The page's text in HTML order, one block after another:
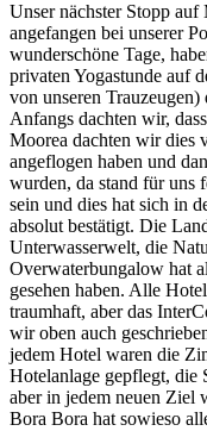
Unser nächster Stopp
angefangen bei unserer
wunderschöne Tage,
privaten Yogastunde auf
von unseren
Anfangs dachten wir,
Moorea dachten wir dies
angeflogen haben und
wurden, da stand für uns
sein und dies hat sich in
absolut bestätigt. Die
Unterwasserwelt, die
Overwaterbungalow hat
gesehen haben. Alle
traumhaft, aber das
wir oben auch
jedem Hotel waren die
Hotelanlage gepflegt, die
aber in jedem neuen Ziel
Bora Bora hat sowieso